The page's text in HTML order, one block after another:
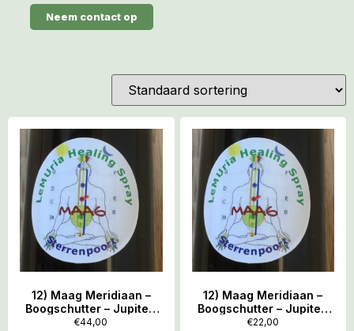
Neem contact op
12) Maag Meridiaan –
Boogschutter – Jupiter:
LeMUria Healing Spray
€44,00
12) Maag Meridiaan –
Boogschutter – Jupiter:
LeMUria Healing Spray
€22,00